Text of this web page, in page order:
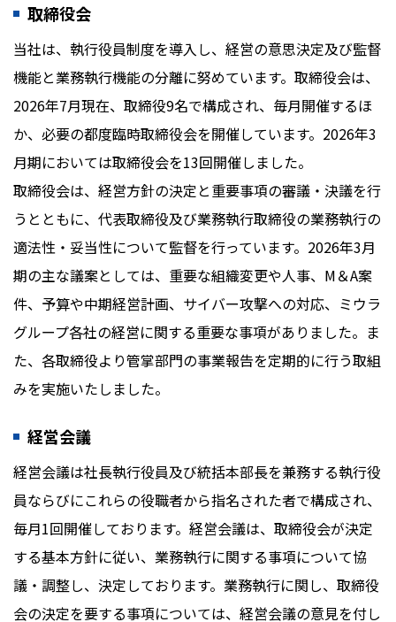
取締役会
当社は、執行役員制度を導入し、経営の意思決定及び監督
機能と業務執行機能の分離に努めています。取締役会は、
2026年7月現在、取締役9名で構成され、毎月開催するほ
か、必要の都度臨時取締役会を開催しています。2026年3
月期においては取締役会を13回開催しました。
取締役会は、経営方針の決定と重要事項の審議・決議を行
うとともに、代表取締役及び業務執行取締役の業務執行の
適法性・妥当性について監督を行っています。2026年3月
期の主な議案としては、重要な組織変更や人事、M＆A案
件、予算や中期経営計画、サイバー攻撃への対応、ミウラ
グループ各社の経営に関する重要な事項がありました。ま
た、各取締役より管掌部門の事業報告を定期的に行う取組
みを実施いたしました。
経営会議
経営会議は社長執行役員及び統括本部長を兼務する執行役
員ならびにこれらの役職者から指名された者で構成され、
毎月1回開催しております。経営会議は、取締役会が決定
する基本方針に従い、業務執行に関する事項について協
議・調整し、決定しております。業務執行に関し、取締役
会の決定を要する事項については、経営会議の意見を付し